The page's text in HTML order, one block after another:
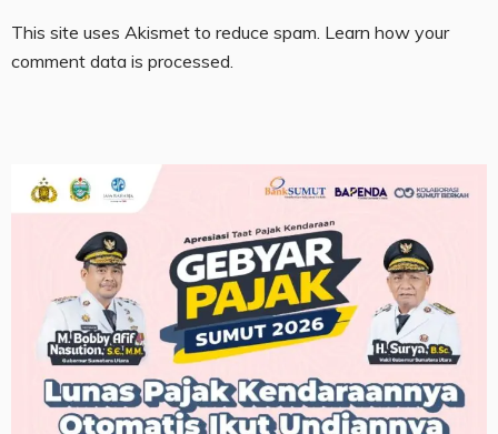
This site uses Akismet to reduce spam. Learn how your
comment data is processed.